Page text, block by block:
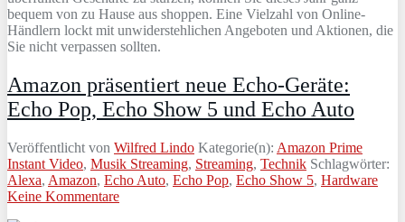
bequem von zu Hause aus shoppen. Eine Vielzahl von Online-
Händlern lockt mit unwiderstehlichen Angeboten und Aktionen, die
Sie nicht verpassen sollten.
Amazon präsentiert neue Echo-Geräte:
Echo Pop, Echo Show 5 und Echo Auto
Veröffentlicht von Wilfred Lindo Kategorie(n): Amazon Prime
Instant Video, Musik Streaming, Streaming, Technik Schlagwörter:
Alexa, Amazon, Echo Auto, Echo Pop, Echo Show 5, Hardware
Keine Kommentare